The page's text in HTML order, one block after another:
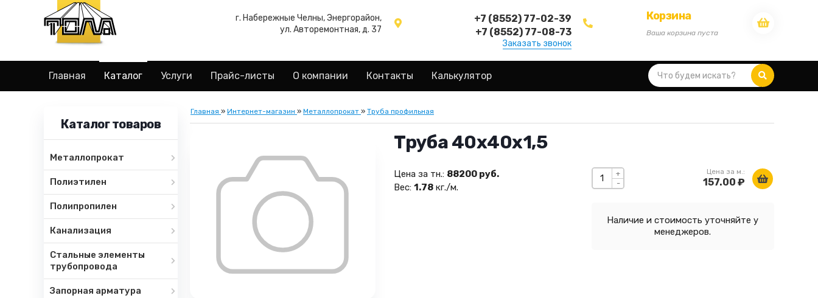
г. Набережные Челны, Энергорайон,
ул. Авторемонтная, д. 37
+7 (8552) 77-02-39
+7 (8552) 77-08-73
Заказать звонок
Корзина
Ваша корзина пуста
Главная Каталог Услуги Прайс-листы О компании Контакты Калькулятор
Каталог товаров
Металлопрокат
Полиэтилен
Полипропилен
Канализация
Стальные элементы
трубопровода
Запорная арматура
Главная » Интернет-магазин » Металлопрокат » Труба профильная
Труба 40х40х1,5
-
+ Цена за м.:
157.00 ₽
Наличие и стоимость уточняйте у
менеджеров.
Цена за тн.: 88200 руб.
Вес: 1.78кг./м.